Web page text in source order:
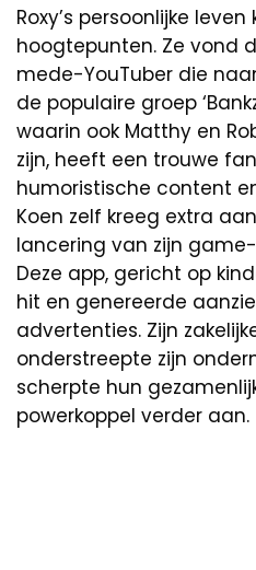
Roxy’s persoonlijke
hoogtepunten. Ze vond
mede-YouTuber die
de populaire groep
waarin ook Matthy en
zijn, heeft een trouwe
humoristische content
Koen zelf kreeg extra
lancering van zijn game-
Deze app, gericht op
hit en genereerde
advertenties. Zijn
onderstreepte zijn
scherpte hun
powerkoppel verder aan.